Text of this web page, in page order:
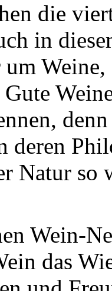
die
in
Gute
deren
Natur
Wein-
das